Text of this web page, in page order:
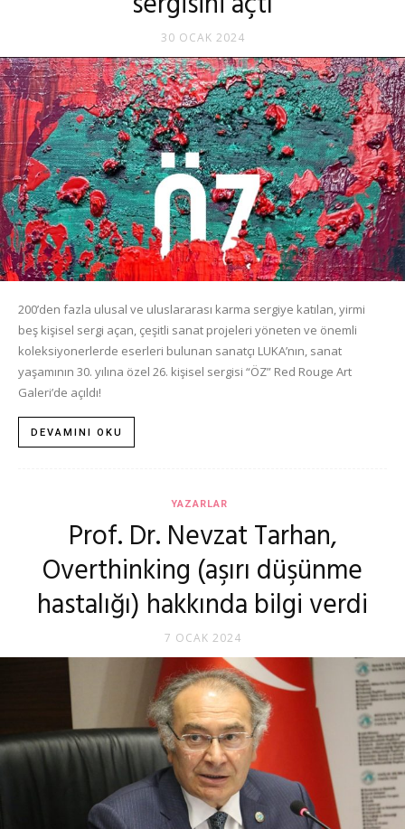
30 OCAK 2024
200’den fazla ulusal ve uluslararası karma sergiye katılan, yirmi
beş kişisel sergi açan, çeşitli sanat projeleri yöneten ve önemli
koleksiyonerlerde eserleri bulunan sanatçı LUKA’nın, sanat
yaşamının 30. yılına özel 26. kişisel sergisi “ÖZ” Red Rouge Art
Galeri’de açıldı!
DEVAMINI OKU
YAZARLAR
Prof. Dr. Nevzat Tarhan,
Overthinking (aşırı düşünme
hastalığı) hakkında bilgi verdi
7 OCAK 2024